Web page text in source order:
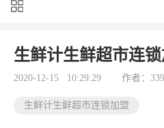
品牌黑榜
品牌导购 专家点评 精
生鲜计生鲜超市连
2020-12-15 10:29:29 作者：
生鲜计生鲜超市连锁加盟